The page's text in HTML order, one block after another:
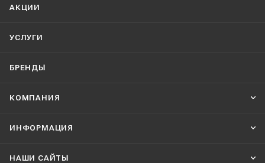
АКЦИИ
УСЛУГИ
БРЕНДЫ
КОМПАНИЯ
ИНФОРМАЦИЯ
НАШИ CАЙТЫ